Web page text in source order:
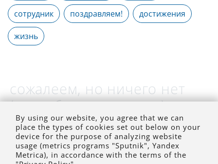
сотрудник поздравляем! достижения
жизнь
сожалеем, но ничего нет
(на выбранное время)
By using our website, you agree that we can
place the types of cookies set out below on your
device for the purpose of analyzing website
usage (metrics programs "Sputnik", Yandex
Metrica), in accordance with the terms of the